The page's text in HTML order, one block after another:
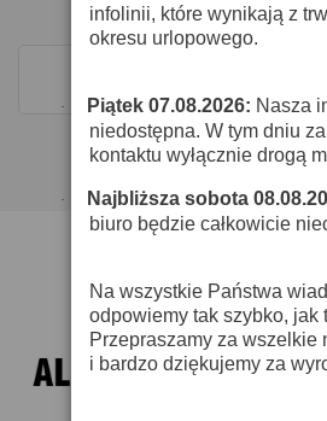
infolinii, które wynikają z
okresu urlopowego.
· Piątek 07.08.2026: Nasza
niedostępna. W tym dniu
kontaktu wyłącznie drogą
· Najbliższa sobota
biuro będzie całkowicie
Na wszystkie Państwa
odpowiemy tak szybko, jak
Przepraszamy za wszelkie
i bardzo dziękujemy za